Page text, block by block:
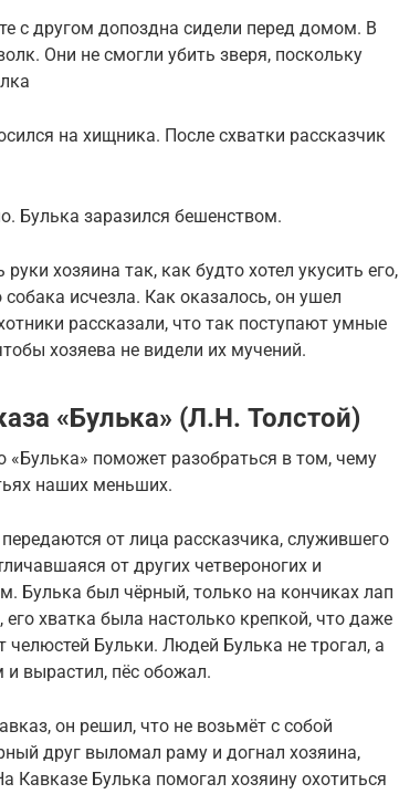
с другом допоздна сидели перед домом. В
Они не смогли убить зверя, поскольку
на хищника. После схватки рассказчик
Булька заразился бешенством.
хозяина так, как будто хотел укусить его,
исчезла. Как оказалось, он ушел
рассказали, что так поступают умные
хозяева не видели их мучений.
«Булька» (Л.Н. Толстой)
«Булька» поможет разобраться в том, чему
наших меньших.
от лица рассказчика, служившего
от других четвероногих и
Булька был чёрный, только на кончиках лап
хватка была настолько крепкой, что даже
Бульки. Людей Булька не трогал, а
и вырастил, пёс обожал.
он решил, что не возьмёт с собой
друг выломал раму и догнал хозяина,
Кавказе Булька помогал хозяину охотиться